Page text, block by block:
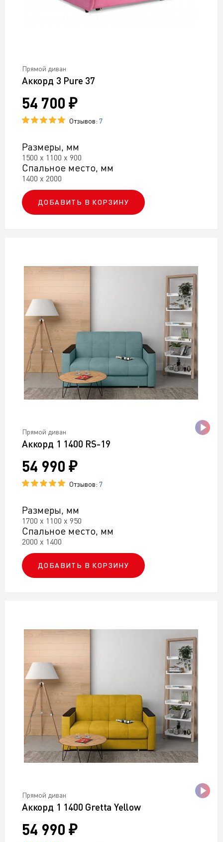
Прямой диван
Аккорд 3 Pure 37
54 700 ₽
Отзывов: 7
Размеры, мм
1500 х 1100 х 900
Спальное место, мм
1400 х 2000
ДОБАВИТЬ В КОРЗИНУ
Прямой диван
Аккорд 1 1400 RS-19
54 990 ₽
Отзывов: 7
Размеры, мм
1700 х 1100 х 950
Спальное место, мм
2000 х 1400
ДОБАВИТЬ В КОРЗИНУ
Прямой диван
Аккорд 1 1400 Gretta Yellow
54 990 ₽